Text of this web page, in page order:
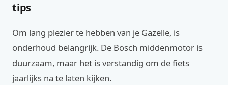
tips
Om lang plezier te hebben van je Gazelle, is
onderhoud belangrijk. De Bosch middenmotor is
duurzaam, maar het is verstandig om de fiets
jaarlijks na te laten kijken.